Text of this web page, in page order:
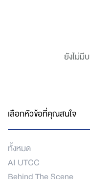
ยังไม่มี
เลือกหัวข้อที่คุณสนใจ
ทั้งหมด
AI UTCC